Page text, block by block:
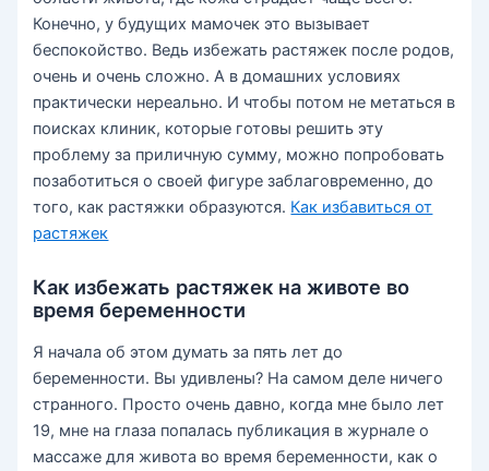
Конечно, у будущих мамочек это вызывает
беспокойство. Ведь избежать растяжек после родов,
очень и очень сложно. А в домашних условиях
практически нереально. И чтобы потом не метаться в
поисках клиник, которые готовы решить эту
проблему за приличную сумму, можно попробовать
позаботиться о своей фигуре заблаговременно, до
того, как растяжки образуются. Как избавиться от
растяжек
Как избежать растяжек на животе во
время беременности
Я начала об этом думать за пять лет до
беременности. Вы удивлены? На самом деле ничего
странного. Просто очень давно, когда мне было лет
19, мне на глаза попалась публикация в журнале о
массаже для живота во время беременности, как о